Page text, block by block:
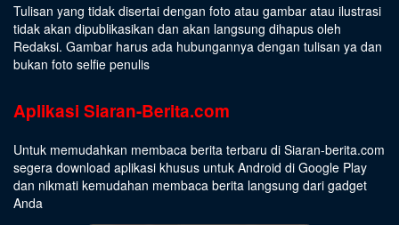
Tulisan yang tidak disertai dengan foto atau gambar atau ilustrasi
tidak akan dipublikasikan dan akan langsung dihapus oleh
Redaksi. Gambar harus ada hubungannya dengan tulisan ya dan
bukan foto selfie penulis
Aplikasi Siaran-Berita.com
Untuk memudahkan membaca berita terbaru di Siaran-berita.com
segera download aplikasi khusus untuk Android di Google Play
dan nikmati kemudahan membaca berita langsung dari gadget
Anda